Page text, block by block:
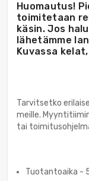
Huomautus!
toimitetaan
käsin. Jos
lähetämme
Kuvassa
Tarvitsetko
meille.
tai
Tuotantoaika -